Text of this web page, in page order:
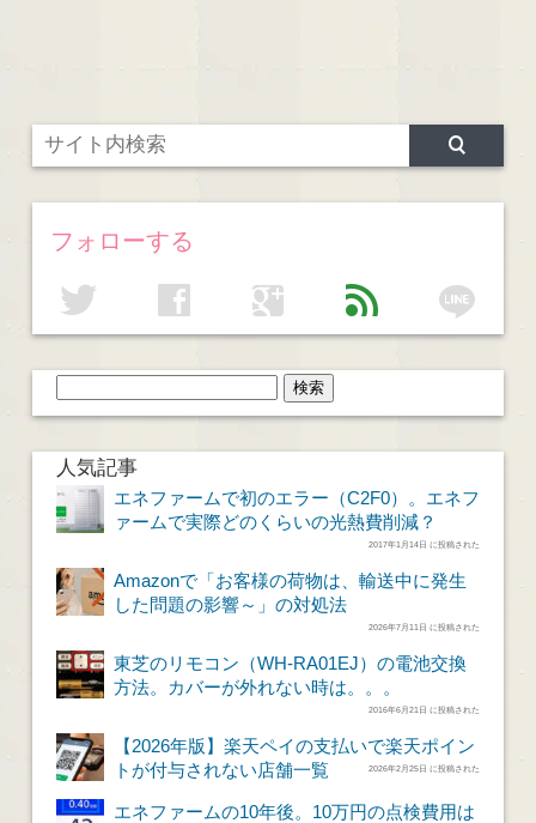
フォローする
twitter facebook google feed line
人気記事
エネファームで初のエラー（C2F0）。エネフ
ァームで実際どのくらいの光熱費削減？
2017年1月14日 に投稿された
Amazonで「お客様の荷物は、輸送中に発生
した問題の影響～」の対処法
2026年7月11日 に投稿された
東芝のリモコン（WH-RA01EJ）の電池交換
方法。カバーが外れない時は。。。
2016年6月21日 に投稿された
【2026年版】楽天ペイの支払いで楽天ポイン
トが付与されない店舗一覧
2026年2月25日 に投稿された
エネファームの10年後。10万円の点検費用は